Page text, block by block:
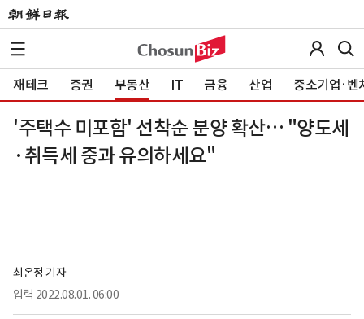
재테크 증권 부동산 IT 금융 산업 중소기업·벤
'주택수 미포함' 선착순 분양 확산… "양도세
·취득세 중과 유의하세요"
최온정 기자
입력 2022.08.01. 06:00